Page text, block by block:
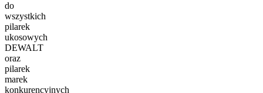
do
wszystkich
pilarek
ukosowych
DEWALT
oraz
pilarek
marek
konkurencyjnych